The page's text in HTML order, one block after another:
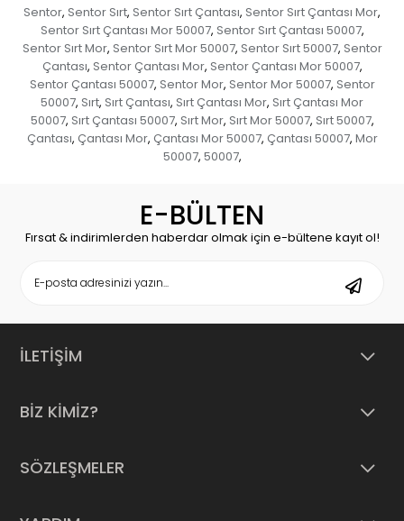
Sentor, Sentor Sırt, Sentor Sırt Çantası, Sentor Sırt Çantası Mor,
Sentor Sırt Çantası Mor 50007, Sentor Sırt Çantası 50007,
Sentor Sırt Mor, Sentor Sırt Mor 50007, Sentor Sırt 50007, Sentor
Çantası, Sentor Çantası Mor, Sentor Çantası Mor 50007,
Sentor Çantası 50007, Sentor Mor, Sentor Mor 50007, Sentor
50007, Sırt, Sırt Çantası, Sırt Çantası Mor, Sırt Çantası Mor
50007, Sırt Çantası 50007, Sırt Mor, Sırt Mor 50007, Sırt 50007,
Çantası, Çantası Mor, Çantası Mor 50007, Çantası 50007, Mor
50007, 50007,
E-BÜLTEN
Fırsat & indirimlerden haberdar olmak için e-bültene kayıt ol!
İLETİŞİM
BİZ KİMİZ?
SÖZLEŞMELER